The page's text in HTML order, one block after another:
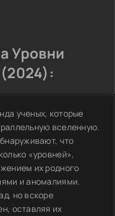
Уровни
ученых, которые
вселенную.
что
«уровней»,
их родного
и аномалиями.
но вскоре
оставляя их